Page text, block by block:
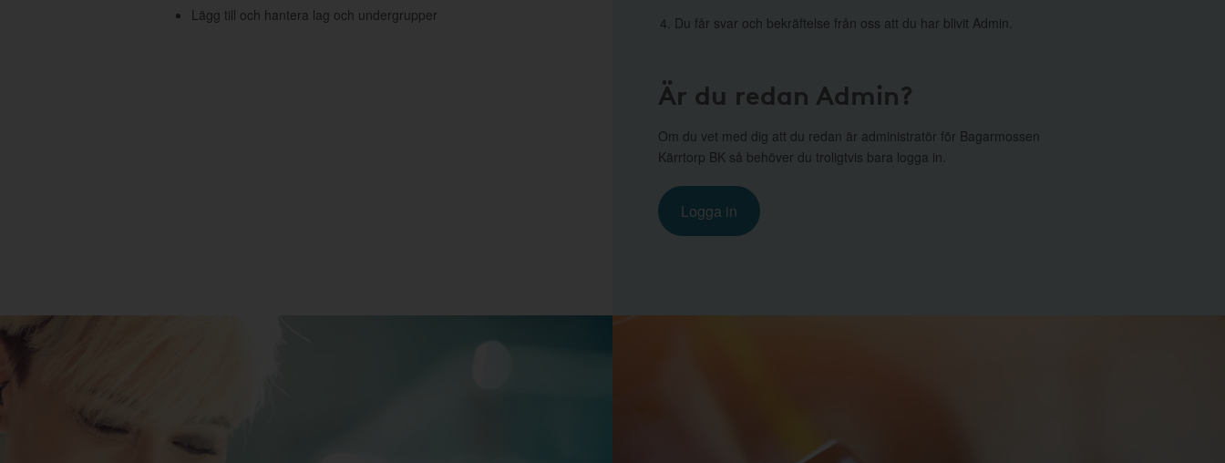
Lägg till och hantera lag och undergrupper
Du får svar och bekräftelse från oss att du har blivit Admin.
Är du redan Admin?
Om du vet med dig att du redan är administratör för Bagarmossen
Kärrtorp BK så behöver du troligtvis bara logga in.
Logga in